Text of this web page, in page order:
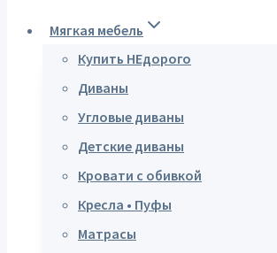
Мягкая мебель
Купить НЕдорого
Диваны
Угловые диваны
Детские диваны
Кровати с обивкой
Кресла • Пуфы
Матрасы